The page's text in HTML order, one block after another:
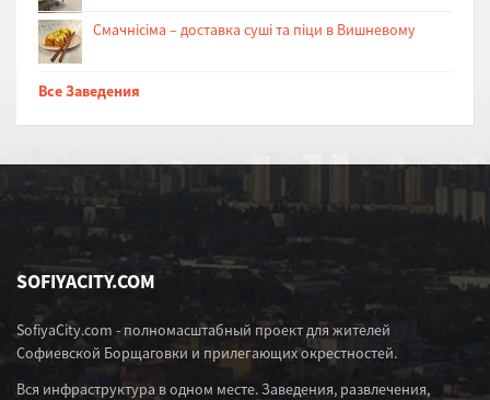
Cмачнісіма – доставка суші та піци в Вишневому
Все Заведения
SOFIYACITY.COM
SofiyaCity.com - полномасштабный проект для жителей
Софиевской Борщаговки и прилегающих окрестностей.
Вся инфраструктура в одном месте. Заведения, развлечения,